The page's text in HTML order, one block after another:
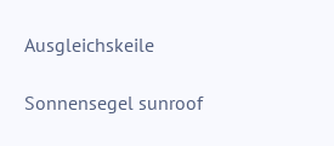
Ausgleichskeile
Sonnensegel sunroof